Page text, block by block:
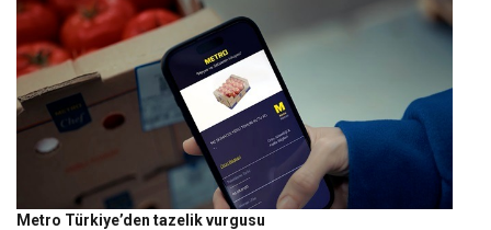
Metro Türkiye’den tazelik vurgusu